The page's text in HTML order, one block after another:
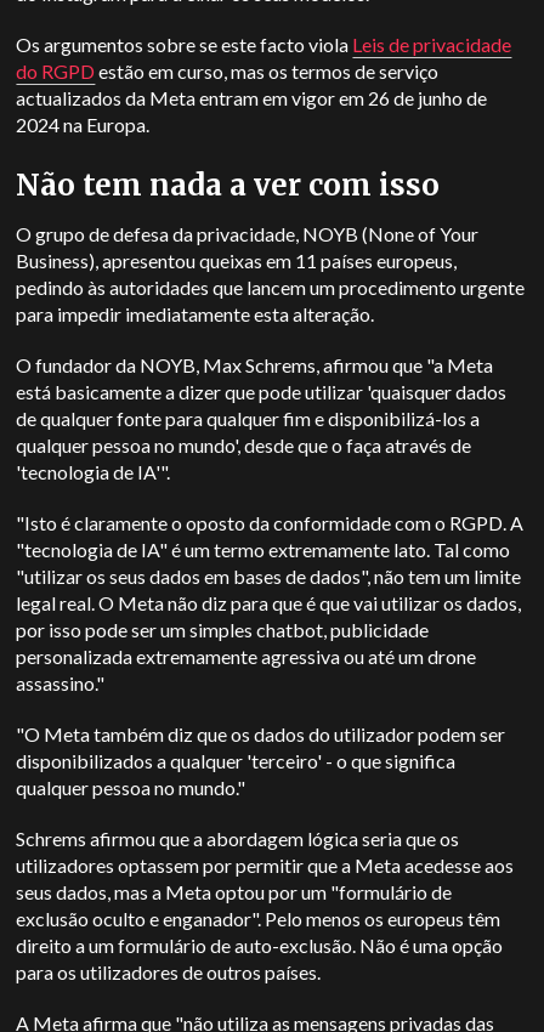
Os argumentos sobre se este facto viola Leis de privacidade
do RGPDestão em curso, mas os termos de serviço
actualizados da Meta entram em vigor em 26 de junho de
2024 na Europa.
Não tem nada a ver com isso
O grupo de defesa da privacidade, NOYB (None of Your
Business), apresentou queixas em 11 países europeus,
pedindo às autoridades que lancem um procedimento urgente
para impedir imediatamente esta alteração.
O fundador da NOYB, Max Schrems, afirmou que "a Meta
está basicamente a dizer que pode utilizar 'quaisquer dados
de qualquer fonte para qualquer fim e disponibilizá-los a
qualquer pessoa no mundo', desde que o faça através de
'tecnologia de IA'".
"Isto é claramente o oposto da conformidade com o RGPD. A
"tecnologia de IA" é um termo extremamente lato. Tal como
"utilizar os seus dados em bases de dados", não tem um limite
legal real. O Meta não diz para que é que vai utilizar os dados,
por isso pode ser um simples chatbot, publicidade
personalizada extremamente agressiva ou até um drone
assassino."
"O Meta também diz que os dados do utilizador podem ser
disponibilizados a qualquer 'terceiro' - o que significa
qualquer pessoa no mundo."
Schrems afirmou que a abordagem lógica seria que os
utilizadores optassem por permitir que a Meta acedesse aos
seus dados, mas a Meta optou por um "formulário de
exclusão oculto e enganador". Pelo menos os europeus têm
direito a um formulário de auto-exclusão. Não é uma opção
para os utilizadores de outros países.
A Meta afirma que "não utiliza as mensagens privadas das